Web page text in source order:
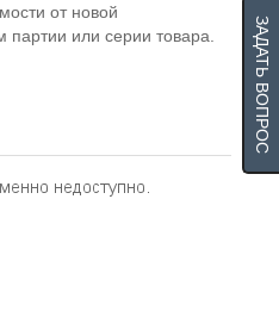
от новой
партии или серии товара.
ЗАДАТЬ ВОПРОС